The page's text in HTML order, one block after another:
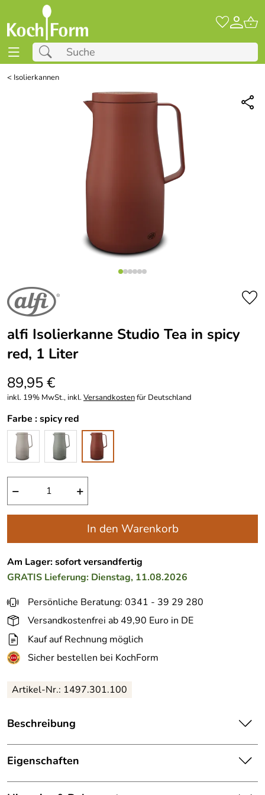
< Isolierkannen
alfi Isolierkanne Studio Tea in spicy
red, 1 Liter
89,95 €
inkl. 19% MwSt., inkl.Versandkostenfür Deutschland
Farbe :spicy red
− +
In den Warenkorb
Am Lager: sofort versandfertig
GRATIS Lieferung: Dienstag, 11.08.2026
Persönliche Beratung: 0341 - 39 29 280
Versandkostenfrei ab 49,90 Euro in DE
Kauf auf Rechnung möglich
Sicher bestellen bei KochForm
Artikel-Nr.: 1497.301.100
Beschreibung
alfiIsolierkanne Studio Tea in spicy red, 1 Liter. Premium-
Isolierkanne von alfi, die mit ihrer klaren Formsprache und
zu 12 Stunden heiß und 24 Stunden kalt hält.
Eigenschaften